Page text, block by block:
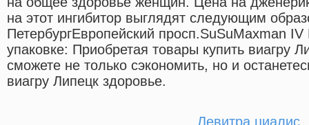
на этот ингибитор выглядят следующим
ПетербургЕвропейский просп.SuSuMaxman IV
упаковке: Приобретая товары купить виагру
сможете не только сэкономить, но и
виагру Липецк здоровье.
Левитра циалис